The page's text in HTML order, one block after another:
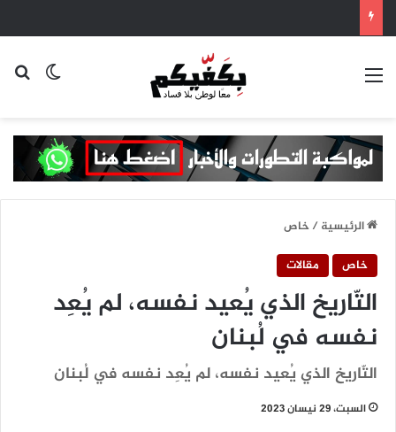
القائمة
الرئيسية/خاص
خاص
مقالات
التّاريخ الذي يُعيد نفسه، لم يُعِد
نفسه في لُبنان
التّاريخ الذي يُعيد نفسه، لم يُعِد نفسه في لُبنان
السبت، 29 نيسان 2023